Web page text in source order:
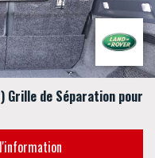
Grille de Séparation pour